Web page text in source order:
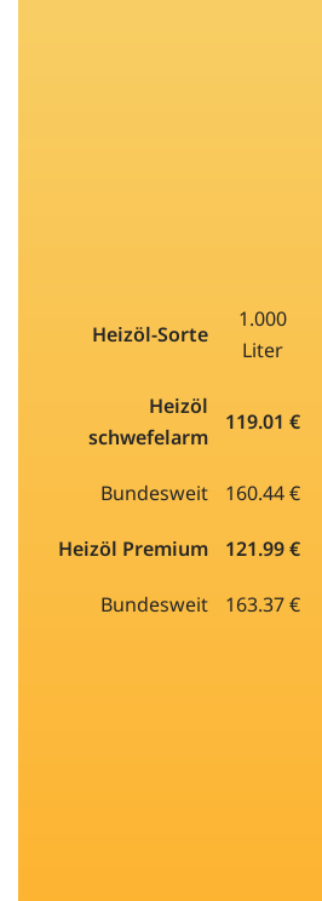
Heizöl-Sorte
1.000
Liter
Heizöl
schwefelarm
119.01 €
Bundesweit 160.44 €
Heizöl Premium 121.99 €
Bundesweit 163.37 €